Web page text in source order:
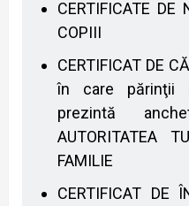
CERTIFICATE DE
COPIII
CERTIFICAT DE
în care părinţii
prezintă
AUTORITATEA
FAMILIE
CERTIFICAT DE